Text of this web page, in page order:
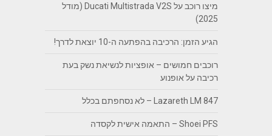
מיצו רוכב על Ducati Multistrada V2S (מודל
2025)
הגיע הזמן: הרכיבה בהפתעה ה-10 יוצאת לדרך!
רוכבים חמושים – אופציות לנשיאת נשק בעת
רכיבה על אופנוע
Lazareth LM 847 – לא נסחפתם בכלל
Shoei PFS – התאמה אישית לקסדה